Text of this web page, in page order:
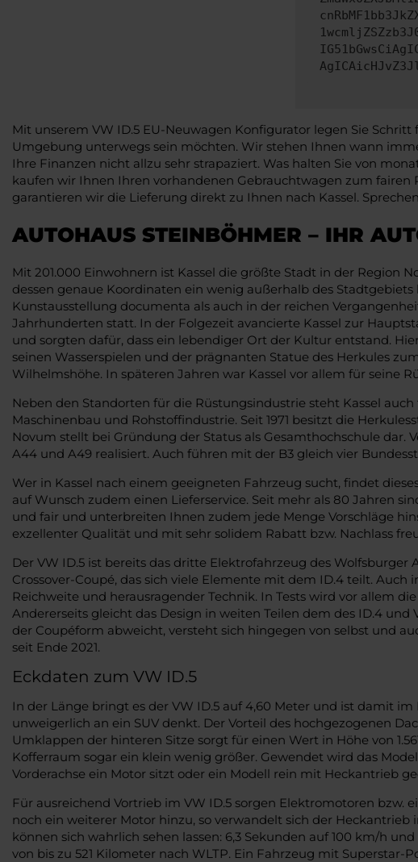
Mit unserem VW ID.5 EU-Neuwagen Konfigurator legen Sie
Umgebung unterwegs sein möchten. Wir stehen Ihnen wann
Ihre Finanzen nicht allzu sehr strapaziert. Was halten Sie von
kaufen wir Ihnen Ihren vorhandenen Gebrauchtwagen zum fairen
garantieren wir die Lieferung direkt zu Ihnen nach Kassel.
AUTOHAUS STEINBÖHMER – IHR
Mit 201.000 Einwohnern ist Kassel die größte Stadt in der Region
dessen genaue Koordinaten ein wenig außerhalb des
Kunstausstellung documenta als auch in der reichen
Jahrhunderten statt. In der Folgezeit avancierte Kassel zur
und sorgten dafür, dass ein lebendiger Ort der Kultur entstand.
seinen Wasserspielen und der prägnanten Statue des Herkules
Wilhelmshöhe. In späteren Jahren war Kassel vor allem für seine
Neben den Standorten für die Rüstungsindustrie steht Kassel
Maschinenbau und Rohstoffindustrie. Seit 1971 besitzt die
Novum stellt bei Gründung der Status als Gesamthochschule
A44 und A49 realisiert. Auch führen mit der B3 gleich vier
Wer in Kassel nach einem geeigneten Fahrzeug sucht, findet
auf Wunsch zudem einen Lieferservice. Seit mehr als 80 Jahren
und fair und unterbreiten Ihnen zudem jede Menge Vorschläge
exzellenter Qualität und mit sehr solidem Rabatt bzw. Nachlass
Der VW ID.5 ist bereits das dritte Elektrofahrzeug des
Crossover-Coupé, das sich viele Elemente mit dem ID.4 teilt.
Reichweite und herausragender Technik. In Tests wird vor allem
Andererseits gleicht das Design in weiten Teilen dem des ID.4
der Coupéform abweicht, versteht sich hingegen von selbst und
seit Ende 2021.
Eckdaten zum VW ID.5
In der Länge bringt es der VW ID.5 auf 4,60 Meter und ist damit
unweigerlich an ein SUV denkt. Der Vorteil des hochgezogenen
Umklappen der hinteren Sitze sorgt für einen Wert in Höhe von
Kofferraum sogar ein klein wenig größer. Gewendet wird das
Vorderachse ein Motor sitzt oder ein Modell rein mit Heckantrieb
Für ausreichend Vortrieb im VW ID.5 sorgen Elektromotoren
noch ein weiterer Motor hinzu, so verwandelt sich der Heckantrieb
können sich wahrlich sehen lassen: 6,3 Sekunden auf 100 km/h
von bis zu 521 Kilometer nach WLTP. Ein Fahrzeug mit